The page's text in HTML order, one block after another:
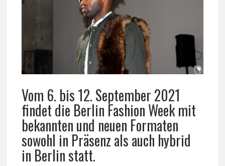
Vom 6. bis 12. September 2021
findet die Berlin Fashion Week mit
bekannten und neuen Formaten
sowohl in Präsenz als auch hybrid
in Berlin statt.